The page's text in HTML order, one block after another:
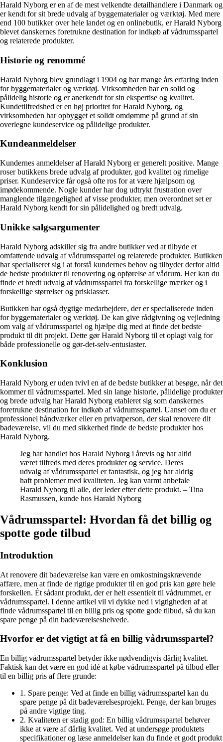
Harald Nyborg er en af de mest velkendte detailhandlere i Danmark og
er kendt for sit brede udvalg af byggematerialer og værktøj. Med mere
end 100 butikker over hele landet og en onlinebutik, er Harald Nyborg
blevet danskernes foretrukne destination for indkøb af vådrumsspartel
og relaterede produkter.
Historie og renommé
Harald Nyborg blev grundlagt i 1904 og har mange års erfaring inden
for byggematerialer og værktøj. Virksomheden har en solid og
pålidelig historie og er anerkendt for sin ekspertise og kvalitet.
Kundetilfredshed er en høj prioritet for Harald Nyborg, og
virksomheden har opbygget et solidt omdømme på grund af sin
overlegne kundeservice og pålidelige produkter.
Kundeanmeldelser
Kundernes anmeldelser af Harald Nyborg er generelt positive. Mange
roser butikkens brede udvalg af produkter, god kvalitet og rimelige
priser. Kundeservice får også ofte ros for at være hjælpsom og
imødekommende. Nogle kunder har dog udtrykt frustration over
manglende tilgængelighed af visse produkter, men overordnet set er
Harald Nyborg kendt for sin pålidelighed og bredt udvalg.
Unikke salgsargumenter
Harald Nyborg adskiller sig fra andre butikker ved at tilbyde et
omfattende udvalg af vådrumsspartel og relaterede produkter. Butikken
har specialiseret sig i at forstå kundernes behov og tilbyder derfor altid
de bedste produkter til renovering og opførelse af vådrum. Her kan du
finde et bredt udvalg af vådrumsspartel fra forskellige mærker og i
forskellige størrelser og prisklasser.
Butikken har også dygtige medarbejdere, der er specialiserede inden
for byggematerialer og værktøj. De kan give rådgivning og vejledning
om valg af vådrumsspartel og hjælpe dig med at finde det bedste
produkt til dit projekt. Dette gør Harald Nyborg til et oplagt valg for
både professionelle og gør-det-selv-entusiaster.
Konklusion
Harald Nyborg er uden tvivl en af de bedste butikker at besøge, når det
kommer til vådrumsspartel. Med sin lange historie, pålidelige produkter
og brede udvalg har Harald Nyborg etableret sig som danskernes
foretrukne destination for indkøb af vådrumsspartel. Uanset om du er
professionel håndværker eller en privatperson, der skal renovere dit
badeværelse, vil du med sikkerhed finde de bedste produkter hos
Harald Nyborg.
Jeg har handlet hos Harald Nyborg i årevis og har altid
været tilfreds med deres produkter og service. Deres
udvalg af vådrumsspartel er fantastisk, og jeg har aldrig
haft problemer med kvaliteten. Jeg kan varmt anbefale
Harald Nyborg til alle, der leder efter dette produkt. – Tina
Rasmussen, kunde hos Harald Nyborg
Vådrumsspartel: Hvordan få det billig og
spotte gode tilbud
Introduktion
At renovere dit badeværelse kan være en omkostningskrævende
affære, men at finde de rigtige produkter til en god pris kan gøre hele
forskellen. Ét sådant produkt, der er helt essentielt til vådrummet, er
vådrumsspartel. I denne artikel vil vi dykke ned i vigtigheden af at
finde vådrumsspartel til en billig pris og spotte gode tilbud, så du kan
spare penge på din badeværelseshelvede.
Hvorfor er det vigtigt at få en billig vådrumsspartel?
En billig vådrumsspartel betyder ikke nødvendigvis dårlig kvalitet.
Faktisk kan det være en god idé at købe vådrumsspartel på tilbud eller
til en billig pris af flere grunde:
1. Spare penge: Ved at finde en billig vådrumsspartel kan du
spare penge på dit badeværelsesprojekt. Penge, der kan bruges
på andre vigtige ting.
2. Kvaliteten er stadig god: En billig vådrumsspartel behøver
ikke at være af dårlig kvalitet. Ved at undersøge produktets
specifikationer og læse anmeldelser kan du finde et godt produkt